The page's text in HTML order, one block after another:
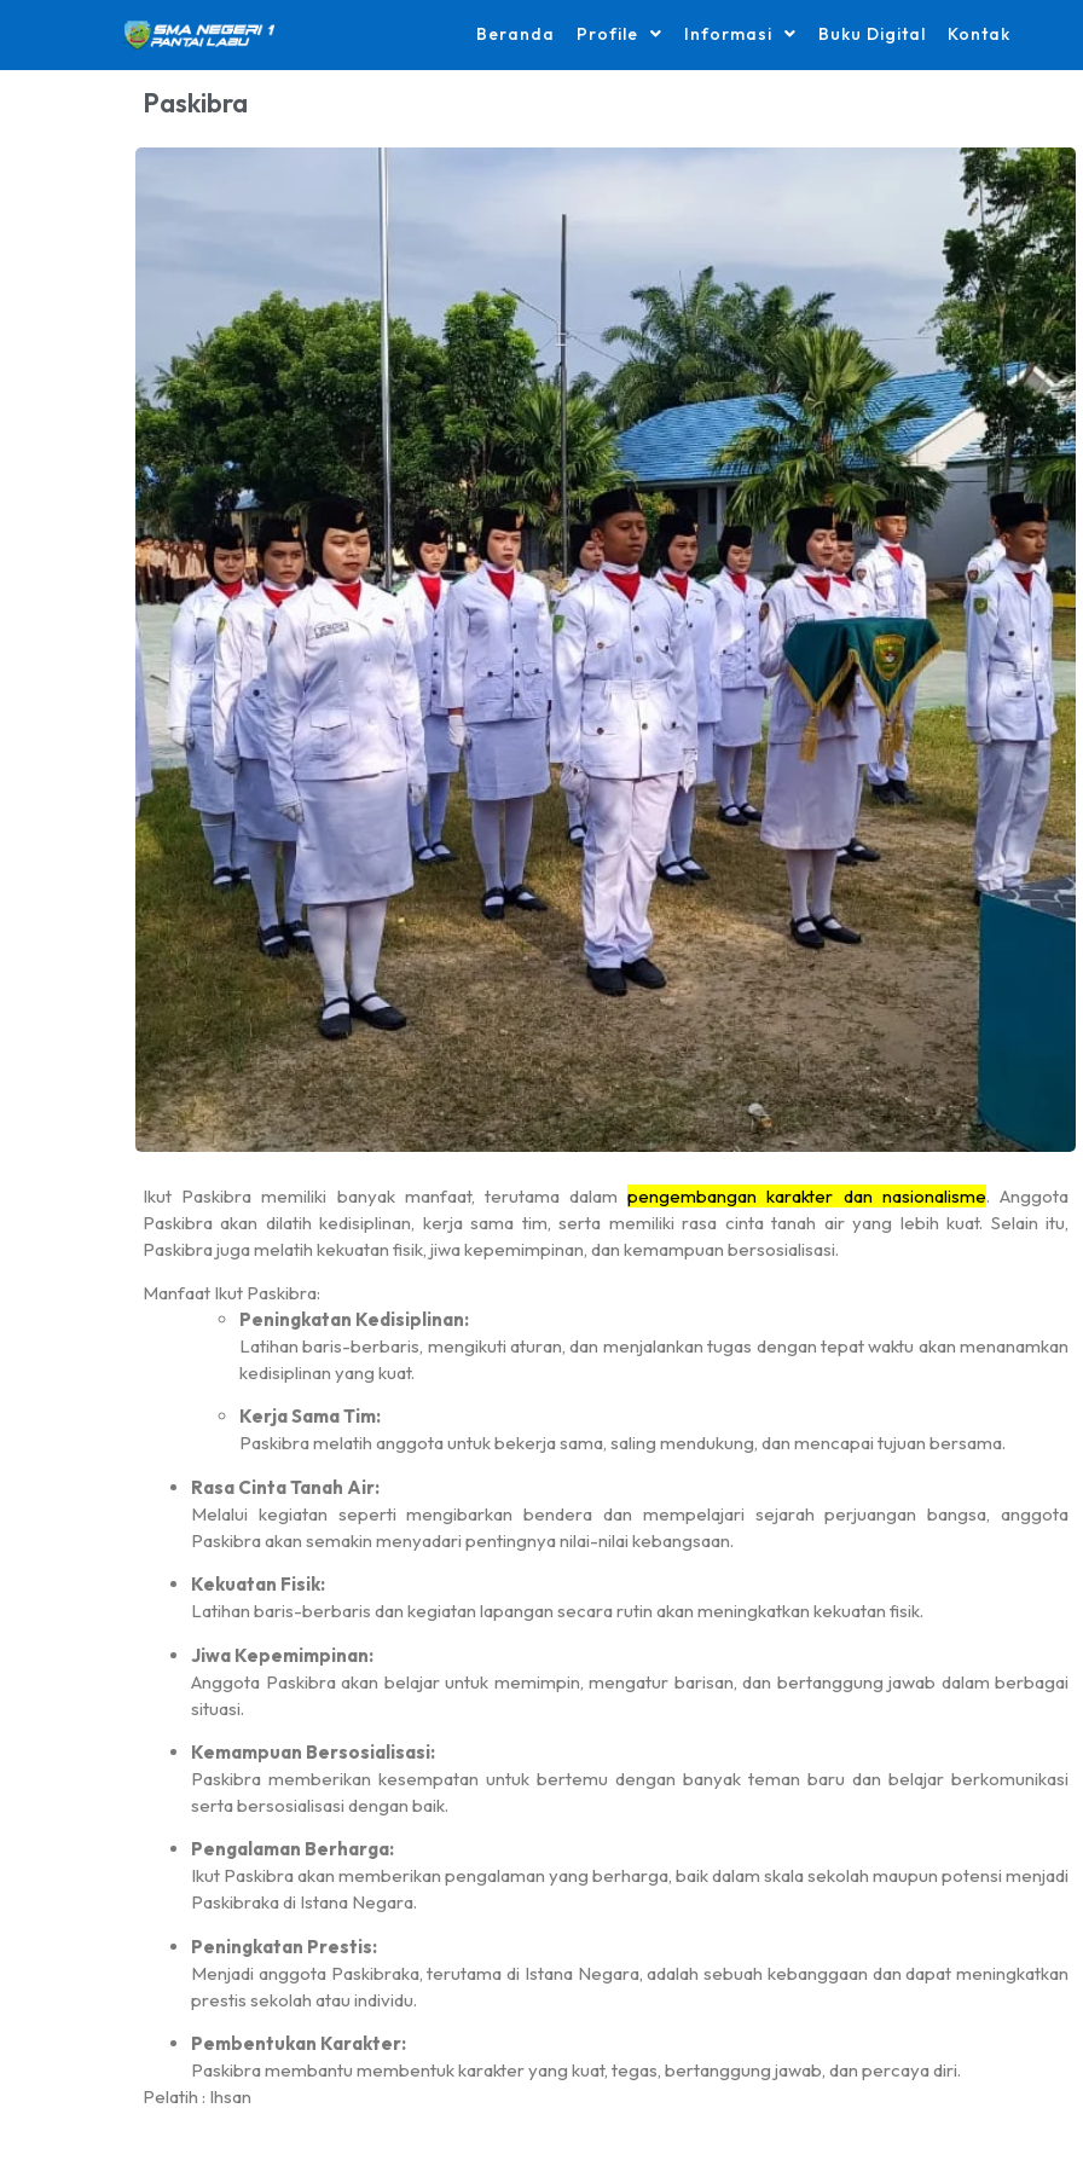
Beranda Profile Informasi Buku Digital Kontak
Paskibra
Ikut Paskibra memiliki banyak manfaat, terutama dalampengembangan karakter dan nasionalisme.Anggota
Paskibra akan dilatih kedisiplinan, kerja sama tim, serta memiliki rasa cinta tanah air yang lebih kuat. Selain itu,
Paskibra juga melatih kekuatan fisik, jiwa kepemimpinan, dan kemampuan bersosialisasi.
Manfaat Ikut Paskibra:
Peningkatan Kedisiplinan:
Latihan baris-berbaris, mengikuti aturan, dan menjalankan tugas dengan tepat waktu akan menanamkan
kedisiplinan yang kuat.
Kerja Sama Tim:
Paskibra melatih anggota untuk bekerja sama, saling mendukung, dan mencapai tujuan bersama.
Rasa Cinta Tanah Air:
Melalui kegiatan seperti mengibarkan bendera dan mempelajari sejarah perjuangan bangsa, anggota
Paskibra akan semakin menyadari pentingnya nilai-nilai kebangsaan.
Kekuatan Fisik:
Latihan baris-berbaris dan kegiatan lapangan secara rutin akan meningkatkan kekuatan fisik.
Jiwa Kepemimpinan:
Anggota Paskibra akan belajar untuk memimpin, mengatur barisan, dan bertanggung jawab dalam berbagai
situasi.
Kemampuan Bersosialisasi:
Paskibra memberikan kesempatan untuk bertemu dengan banyak teman baru dan belajar berkomunikasi
serta bersosialisasi dengan baik.
Pengalaman Berharga:
Ikut Paskibra akan memberikan pengalaman yang berharga, baik dalam skala sekolah maupun potensi menjadi
Paskibraka di Istana Negara.
Peningkatan Prestis:
Menjadi anggota Paskibraka, terutama di Istana Negara, adalah sebuah kebanggaan dan dapat meningkatkan
prestis sekolah atau individu.
Pembentukan Karakter:
Paskibra membantu membentuk karakter yang kuat, tegas, bertanggung jawab, dan percaya diri.
Pelatih : Ihsan
Pengumuman Pengumuman
Senin, 5 Mei 2025
Agenda Kegiatan Telah Selesai...
Jumat, 2 Mei 2025
Agenda Kegiatan Telah Selesai...
Juara 1 Juara 1